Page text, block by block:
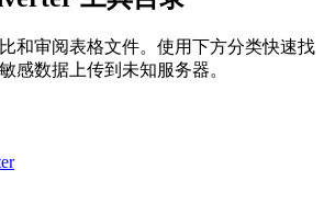
和审阅表格文件。使用下方分类快速找
感数据上传到未知服务器。